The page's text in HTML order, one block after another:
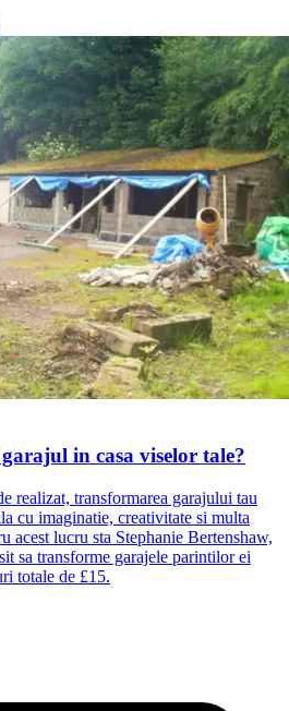
in casa viselor tale?
realizat, transformarea garajului tau
cu imaginatie, creativitate si multa
acest lucru sta Stephanie Bertenshaw,
sa transforme garajele parintilor ei
totale de £15.